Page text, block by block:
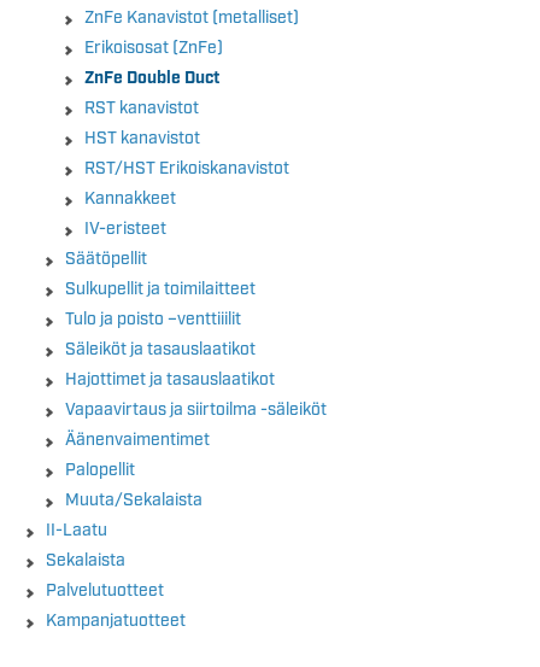
ZnFe Kanavistot (metalliset)
Erikoisosat (ZnFe)
ZnFe Double Duct
RST kanavistot
HST kanavistot
RST/HST Erikoiskanavistot
Kannakkeet
IV-eristeet
Säätöpellit
Sulkupellit ja toimilaitteet
Tulo ja poisto –venttiiilit
Säleiköt ja tasauslaatikot
Hajottimet ja tasauslaatikot
Vapaavirtaus ja siirtoilma -säleiköt
Äänenvaimentimet
Palopellit
Muuta/Sekalaista
II-Laatu
Sekalaista
Palvelutuotteet
Kampanjatuotteet